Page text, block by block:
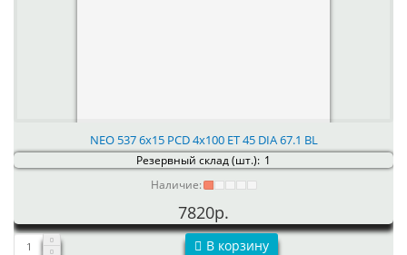
NEO 537 6x15 PCD 4x100 ET 45 DIA 67.1 BL
Резервный склад (шт.): 1
Наличие:
7820р.
В корзину